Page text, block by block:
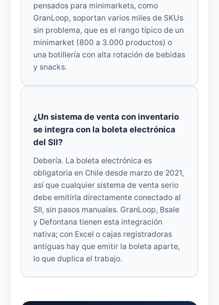
pensados para minimarkets, como
GranLoop, soportan varios miles de SKUs
sin problema, que es el rango típico de un
minimarket (800 a 3.000 productos) o
una botillería con alta rotación de bebidas
y snacks.
¿Un sistema de venta con inventario
se integra con la boleta electrónica
del SII?
Debería. La boleta electrónica es
obligatoria en Chile desde marzo de 2021,
así que cualquier sistema de venta serio
debe emitirla directamente conectado al
SII, sin pasos manuales. GranLoop, Bsale
y Defontana tienen esta integración
nativa; con Excel o cajas registradoras
antiguas hay que emitir la boleta aparte,
lo que duplica el trabajo.